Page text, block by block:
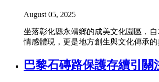
August 05, 2025
坐落彰化縣永靖鄉的成美文化園區，
情感體現，更是地方創生與文化傳承
巴黎石磚路保護存續引